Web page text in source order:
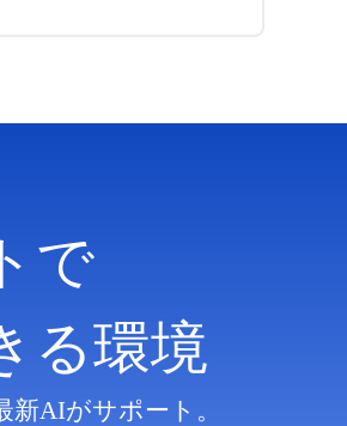
で
る環境
AIがサポート。